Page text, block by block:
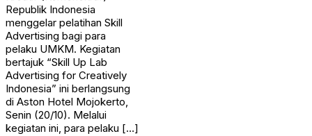
Republik Indonesia
menggelar pelatihan Skill
Advertising bagi para
pelaku UMKM. Kegiatan
bertajuk “Skill Up Lab
Advertising for Creatively
Indonesia” ini berlangsung
di Aston Hotel Mojokerto,
Senin (20/10). Melalui
kegiatan ini, para pelaku […]